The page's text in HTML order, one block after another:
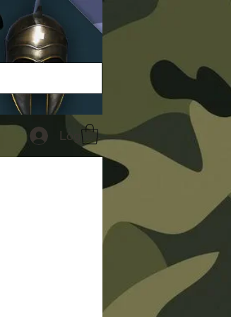
Logg inn